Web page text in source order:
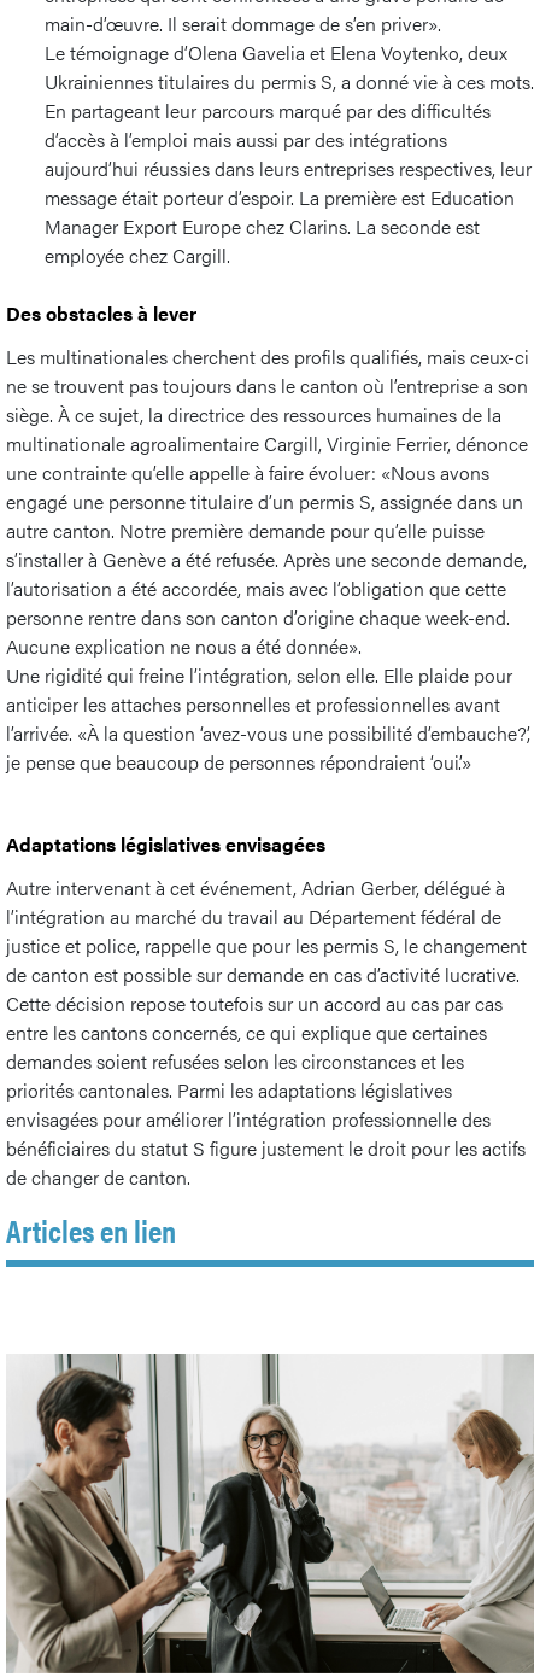
main-d’œuvre. Il serait dommage de s’en priver».
Le témoignage d’Olena Gavelia et Elena Voytenko, deux
Ukrainiennes titulaires du permis S, a donné vie à ces mots.
En partageant leur parcours marqué par des difficultés
d’accès à l’emploi mais aussi par des intégrations
aujourd’hui réussies dans leurs entreprises respectives, leur
message était porteur d’espoir. La première est Education
Manager Export Europe chez Clarins. La seconde est
employée chez Cargill.
Des obstacles à lever
Les multinationales cherchent des profils qualifiés, mais ceux-ci
ne se trouvent pas toujours dans le canton où l’entreprise a son
siège. À ce sujet, la directrice des ressources humaines de la
multinationale agroalimentaire Cargill, Virginie Ferrier, dénonce
une contrainte qu’elle appelle à faire évoluer: «Nous avons
engagé une personne titulaire d’un permis S, assignée dans un
autre canton. Notre première demande pour qu’elle puisse
s’installer à Genève a été refusée. Après une seconde demande,
l’autorisation a été accordée, mais avec l’obligation que cette
personne rentre dans son canton d’origine chaque week-end.
Aucune explication ne nous a été donnée».
Une rigidité qui freine l’intégration, selon elle. Elle plaide pour
anticiper les attaches personnelles et professionnelles avant
l’arrivée. «À la question ‘avez-vous une possibilité d’embauche?’,
je pense que beaucoup de personnes répondraient ‘oui’.»
Adaptations législatives envisagées
Autre intervenant à cet événement, Adrian Gerber, délégué à
l’intégration au marché du travail au Département fédéral de
justice et police, rappelle que pour les permis S, le changement
de canton est possible sur demande en cas d’activité lucrative.
Cette décision repose toutefois sur un accord au cas par cas
entre les cantons concernés, ce qui explique que certaines
demandes soient refusées selon les circonstances et les
priorités cantonales. Parmi les adaptations législatives
envisagées pour améliorer l’intégration professionnelle des
bénéficiaires du statut S figure justement le droit pour les actifs
de changer de canton.
Articles en lien